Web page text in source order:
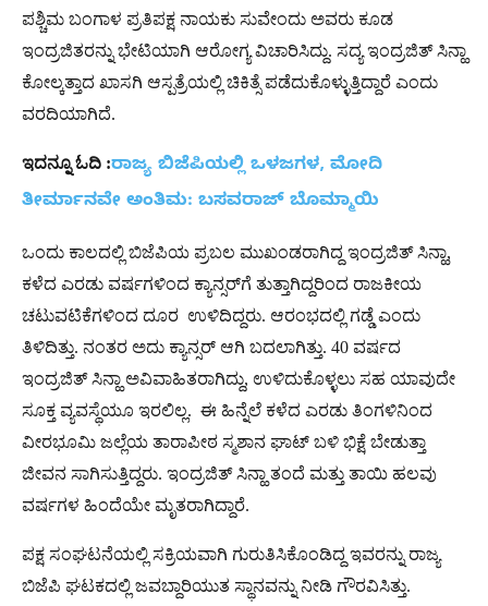
ಪಶ್ಚಿಮ ಬಂಗಾಳ ಪ್ರತಿಪಕ್ಷ ನಾಯಕು ಸುವೇಂದು ಅವರು ಕೂಡ
ಇಂದ್ರಜಿತರನ್ನು ಭೇಟಿಯಾಗಿ ಆರೋಗ್ಯ ವಿಚಾರಿಸಿದ್ದು. ಸದ್ಯ ಇಂದ್ರಜಿತ್ ಸಿನ್ಹಾ
ಕೋಲ್ಕತ್ತಾದ ಖಾಸಗಿ ಆಸ್ಪತ್ರೆಯಲ್ಲಿ ಚಿಕಿತ್ಸೆ ಪಡೆದುಕೊಳ್ಳುತ್ತಿದ್ದಾರೆ ಎಂದು
ವರದಿಯಾಗಿದೆ.
ಇದನ್ನೂ ಓದಿ :ರಾಜ್ಯ ಬಿಜೆಪಿಯಲ್ಲಿ ಒಳಜಗಳ, ಮೋದಿ
ತೀರ್ಮಾನವೇ ಅಂತಿಮ: ಬಸವರಾಜ್​ ಬೊಮ್ಮಾಯಿ
ಒಂದು ಕಾಲದಲ್ಲಿ ಬಿಜೆಪಿಯ ಪ್ರಬಲ ಮುಖಂಡರಾಗಿದ್ದ ಇಂದ್ರಜಿತ್ ಸಿನ್ಹಾ,
ಕಳೆದ ಎರಡು ವರ್ಷಗಳಿಂದ ಕ್ಯಾನ್ಸರ್‌ಗೆ ತುತ್ತಾಗಿದ್ದರಿಂದ ರಾಜಕೀಯ
ಚಟುವಟಿಕೆಗಳಿಂದ ದೂರ ಉಳಿದಿದ್ದರು. ಆರಂಭದಲ್ಲಿ ಗಡ್ಡೆ ಎಂದು
ತಿಳಿದಿತ್ತು. ನಂತರ ಅದು ಕ್ಯಾನ್ಸರ್ ಆಗಿ ಬದಲಾಗಿತ್ತು. 40 ವರ್ಷದ
ಇಂದ್ರಜಿತ್ ಸಿನ್ಹಾ ಅವಿವಾಹಿತರಾಗಿದ್ದು, ಉಳಿದುಕೊಳ್ಳಲು ಸಹ ಯಾವುದೇ
ಸೂಕ್ತ ವ್ಯವಸ್ಥೆಯೂ ಇರಲಿಲ್ಲ. ಈ ಹಿನ್ನೆಲೆ ಕಳೆದ ಎರಡು ತಿಂಗಳಿನಿಂದ
ವೀರಭೂಮಿ ಜಲ್ಲೆಯ ತಾರಾಪೀಠ ಸ್ಮಶಾನ ಘಾಟ್ ಬಳಿ ಭಿಕ್ಷೆ ಬೇಡುತ್ತಾ
ಜೀವನ ಸಾಗಿಸುತ್ತಿದ್ದರು. ಇಂದ್ರಜಿತ್ ಸಿನ್ಹಾ ತಂದೆ ಮತ್ತು ತಾಯಿ ಹಲವು
ವರ್ಷಗಳ ಹಿಂದೆಯೇ ಮೃತರಾಗಿದ್ದಾರೆ.
ಪಕ್ಷ ಸಂಘಟನೆಯಲ್ಲಿ ಸಕ್ರಿಯವಾಗಿ ಗುರುತಿಸಿಕೊಂಡಿದ್ದ ಇವರನ್ನು ರಾಜ್ಯ
ಬಿಜೆಪಿ ಘಟಕದಲ್ಲಿ ಜವಬ್ದಾರಿಯುತ ಸ್ಥಾನವನ್ನು ನೀಡಿ ಗೌರವಿಸಿತ್ತು.